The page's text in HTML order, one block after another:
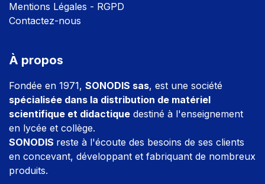
Mentions Légales - RGPD
Contactez-nous
À propos
Fondée en 1971, SONODIS sas, est une société
spécialisée dans la distribution de matériel
scientifique et didactique destiné à l'enseignement
en lycée et collège.
SONODIS reste à l'écoute des besoins de ses clients
en concevant, développant et fabriquant de nombreux
produits.